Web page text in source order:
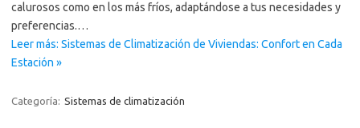
calurosos como en los más fríos, adaptándose a tus necesidades y
preferencias.…
Leer más: Sistemas de Climatización de Viviendas: Confort en Cada
Estación »
Categoría: Sistemas de climatización